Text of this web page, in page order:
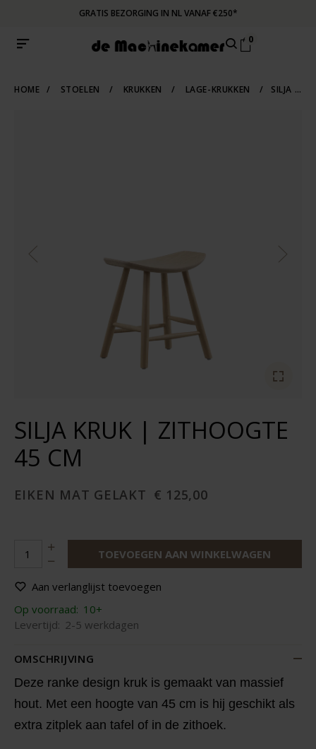
GRATIS BEZORGING IN NL VANAF €250*
0
HOME / STOELEN / KRUKKEN / LAGE-KRUKKEN / SILJA KRUK | ZITHOOGTE 45 CM
SILJA KRUK | ZITHOOGTE
45 CM
EIKEN MAT GELAKT € 125,00
TOEVOEGEN AAN WINKELWAGEN
Aan verlanglijst toevoegen
Op voorraad: 10+
Levertijd: 2-5 werkdagen
OMSCHRIJVING
Deze ranke design kruk is gemaakt van massief
hout. Met een hoogte van 45 cm is hij geschikt als
extra zitplek aan tafel of in de zithoek.